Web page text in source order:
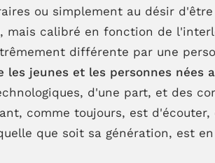
ou simplement au désir
mais calibré en fonction de
différente par une
jeunes et les personnes nées
d'une part, et des
comme toujours, est d'écouter,
que soit sa génération, est